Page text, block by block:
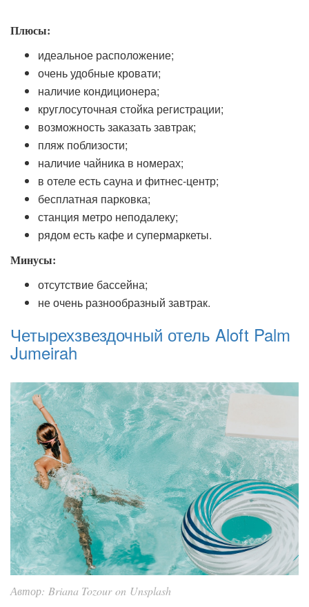
Плюсы:
идеальное расположение;
очень удобные кровати;
наличие кондиционера;
круглосуточная стойка регистрации;
возможность заказать завтрак;
пляж поблизости;
наличие чайника в номерах;
в отеле есть сауна и фитнес-центр;
бесплатная парковка;
станция метро неподалеку;
рядом есть кафе и супермаркеты.
Минусы:
отсутствие бассейна;
не очень разнообразный завтрак.
Четырехзвездочный отель Aloft Palm
Jumeirah
Автор: Briana Tozour on Unsplash